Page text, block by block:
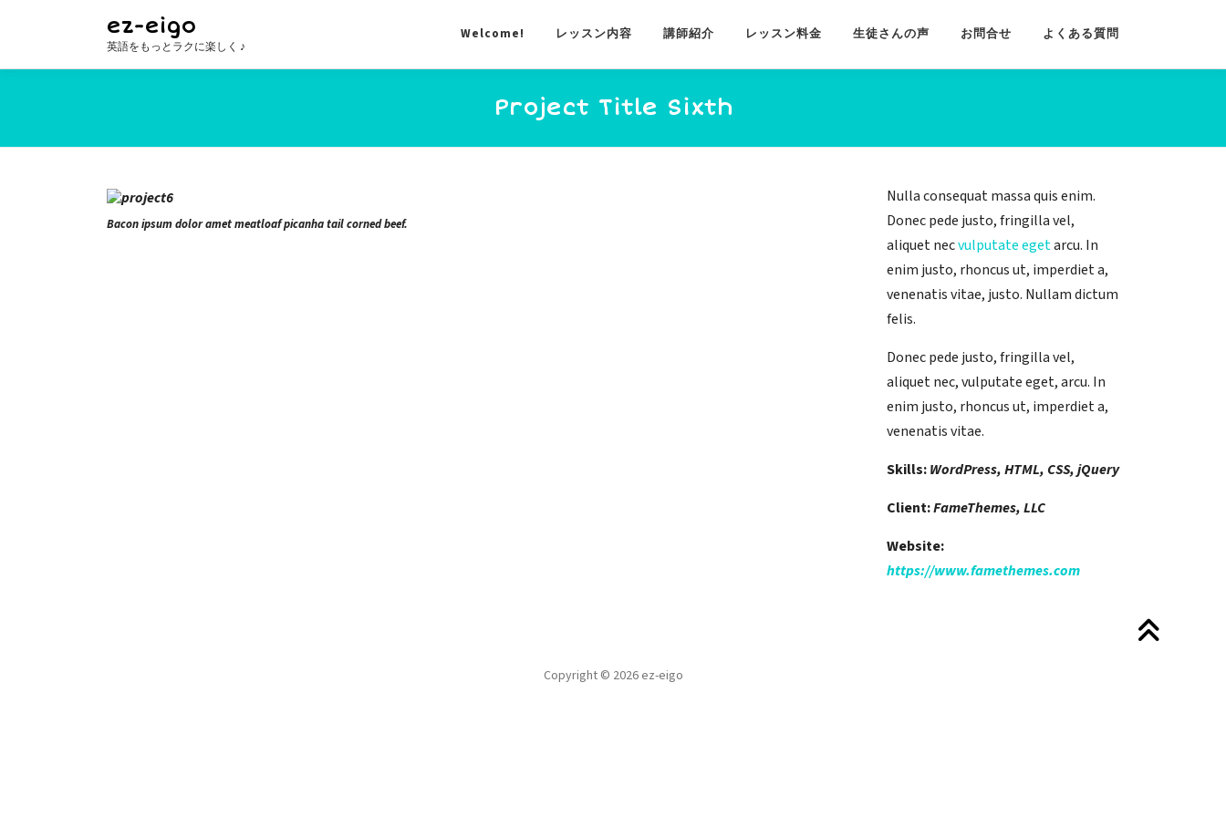
ez-eigo
英語をもっとラクに楽しく ♪
Welcome! レッスン内容 講師紹介 レッスン料金 生徒さんの声 お問合せ よくある質問
Project Title Sixth
Bacon ipsum dolor amet meatloaf picanha tail corned beef.
Nulla consequat massa quis enim.
Donec pede justo, fringilla vel,
aliquet necvulputate egetarcu. In
enim justo, rhoncus ut, imperdiet a,
venenatis vitae, justo. Nullam dictum
felis.
Donec pede justo, fringilla vel,
aliquet nec, vulputate eget, arcu. In
enim justo, rhoncus ut, imperdiet a,
venenatis vitae.
Skills:WordPress, HTML, CSS, jQuery
Client:FameThemes, LLC
Website:
https://www.famethemes.com
Copyright © 2026 ez-eigo